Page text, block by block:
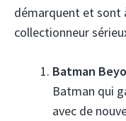
démarquent et sont
collectionneur
Batman
Batman qui
avec de